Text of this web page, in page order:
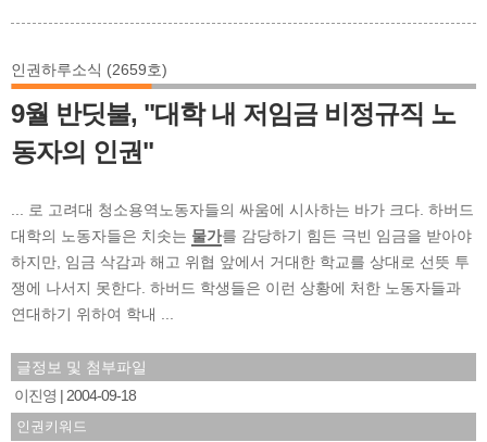
인권하루소식 (2659호)
9월 반딧불, "대학 내 저임금 비정규직 노
동자의 인권"
... 로 고려대 청소용역노동자들의 싸움에 시사하는 바가 크다. 하버드
대학의 노동자들은 치솟는 물가를 감당하기 힘든 극빈 임금을 받아야
하지만, 임금 삭감과 해고 위협 앞에서 거대한 학교를 상대로 선뜻 투
쟁에 나서지 못한다. 하버드 학생들은 이런 상황에 처한 노동자들과
연대하기 위하여 학내 ...
글정보 및 첨부파일
이진영
2004-09-18
인권키워드